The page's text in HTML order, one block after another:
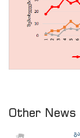
Other News